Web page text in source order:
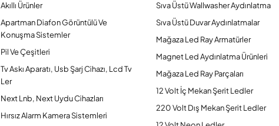
Akıllı Ürünler
Apartman Diafon Görüntülü Ve
Konuşma Sistemler
Pil Ve Çeşitleri
Tv Askı Aparatı, Usb Şarj Cihazı, Lcd Tv
Ler
Next Lnb, Next Uydu Cihazları
Hırsız Alarm Kamera Sistemleri
Sıva Üstü Wallwasher Aydınlatma
Sıva Üstü Duvar Aydınlatmalar
Mağaza Led Ray Armatürler
Magnet Led Aydınlatma Ürünleri
Mağaza Led Ray Parçaları
12 Volt İç Mekan Şerit Ledler
220 Volt Dış Mekan Şerit Ledler